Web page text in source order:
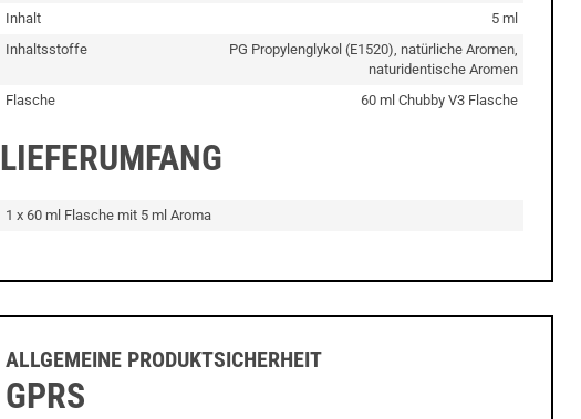
Inhalt
5 ml
Inhaltsstoffe
PG Propylenglykol (E1520), natürliche Aromen,
naturidentische Aromen
Flasche
60 ml Chubby V3 Flasche
LIEFERUMFANG
1 x 60 ml Flasche mit 5 ml Aroma
ALLGEMEINE PRODUKTSICHERHEIT
GPRS